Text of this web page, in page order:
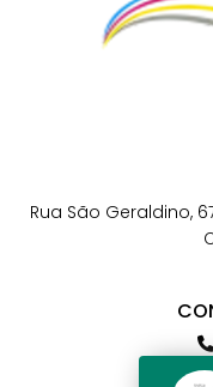
Rua São Geraldino,